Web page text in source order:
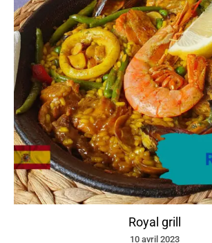
Royal grill
10 avril 2023